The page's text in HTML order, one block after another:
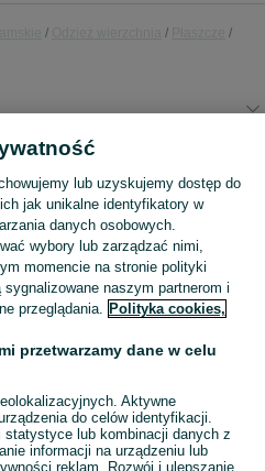
Szeroki wybór płaszczy damskich Podkarpackie ▶️ wełniane, kaszmirowe, klasyczne i oversize ✅ Nowe i używane w dobrych cenach ✌ Sprawdź oferty na OLX.pl!
lub uzyskujemy dostęp do
jak unikalne identyfikatory w
danych osobowych.
wybory lub zarządzać nimi,
momencie na stronie polityki
naszym partnerom i
przeglądania. Polityka cookies,
przetwarzamy dane w celu
Aktywne
do celów identyfikacji.
statystyce lub kombinacji danych z
informacji na urządzeniu lub
reklam. Rozwój i ulepszanie